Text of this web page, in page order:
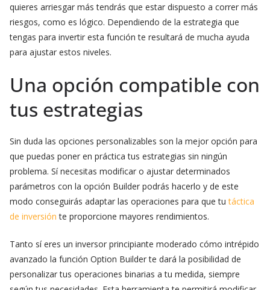
quieres arriesgar más tendrás que estar dispuesto a correr más
riesgos, como es lógico. Dependiendo de la estrategia que
tengas para invertir esta función te resultará de mucha ayuda
para ajustar estos niveles.
Una opción compatible con
tus estrategias
Sin duda las opciones personalizables son la mejor opción para
que puedas poner en práctica tus estrategias sin ningún
problema. Sí necesitas modificar o ajustar determinados
parámetros con la opción Builder podrás hacerlo y de este
modo conseguirás adaptar las operaciones para que tutáctica
de inversión te proporcione mayores rendimientos.
Tanto sí eres un inversor principiante moderado cómo intrépido
avanzado la función Option Builder te dará la posibilidad de
personalizar tus operaciones binarias a tu medida, siempre